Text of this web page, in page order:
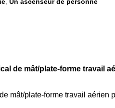
,
de mât/plate-forme travail
mât/plate-forme travail aérien